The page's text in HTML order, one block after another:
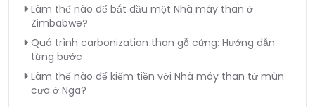
Làm thế nào để bắt đầu một Nhà máy than ở
Zimbabwe?
Quá trình carbonization than gỗ cứng: Hướng dẫn
từng bước
Làm thế nào để kiếm tiền với Nhà máy than từ mùn
cưa ở Nga?